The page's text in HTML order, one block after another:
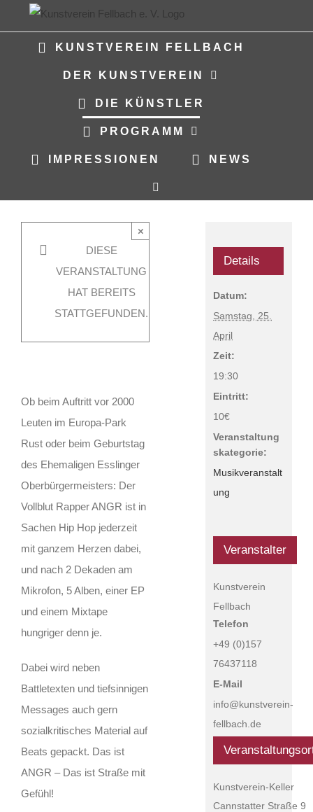
Inhalt
KUNSTVEREIN FELLBACH
DER KUNSTVEREIN
DIE KÜNSTLER
PROGRAMM
IMPRESSIONEN NEWS
DIESE
VERANSTALTUNG
HAT BEREITS
STATTGEFUNDEN.
×
ANGR – Das
Beste aus 20
Jahren Hip
Hop Rap
Samstag, 25.
April @ 19:30
Ob beim Auftritt vor 2000
Leuten im Europa-Park
Rust oder beim Geburtstag
des Ehemaligen Esslinger
Oberbürgermeisters: Der
Vollblut Rapper ANGR ist in
Sachen Hip Hop jederzeit
mit ganzem Herzen dabei,
und nach 2 Dekaden am
Mikrofon, 5 Alben, einer EP
und einem Mixtape
hungriger denn je.
Dabei wird neben
Battletexten und tiefsinnigen
Messages auch gern
sozialkritisches Material auf
Beats gepackt. Das ist
ANGR – Das ist Straße mit
Gefühl!
Details
Datum:
Samstag, 25.
April
Zeit:
19:30
Eintritt:
10€
Veranstaltung
skategorie:
Musikveranstalt
ung
Kunstverein-Keller
Cannstatter Straße 9
Veranstalter
Kunstverein
Fellbach
Telefon
+49 (0)157
76437118
E-Mail
info@kunstverein-
fellbach.de